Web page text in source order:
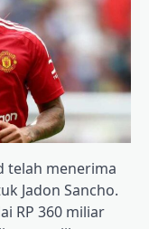
telah menerima
Jadon Sancho.
RP 360 miliar